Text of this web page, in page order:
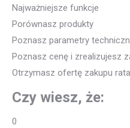
Najważniejsze funkcje
Porównasz produkty
Poznasz parametry
Poznasz cenę i zrealizujesz
Otrzymasz ofertę zakupu
Czy wiesz, że:
0